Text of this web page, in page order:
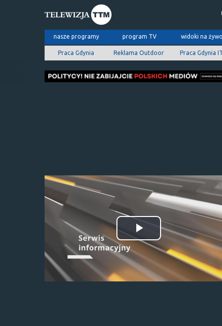
nasze programy program TV widoki na
Praca Gdynia Reklama Outdoor Praca Gdynia
Odtwórz
wideo